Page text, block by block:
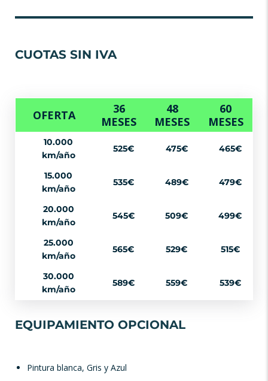
CUOTAS SIN IVA
OFERTA
36
MESES
48
MESES
60
MESES
10.000
km/año
525€ 475€ 465€
15.000
km/año
535€ 489€ 479€
20.000
km/año
545€ 509€ 499€
25.000
km/año
565€ 529€ 515€
30.000
km/año
589€ 559€ 539€
EQUIPAMIENTO OPCIONAL
Pintura blanca, Gris y Azul